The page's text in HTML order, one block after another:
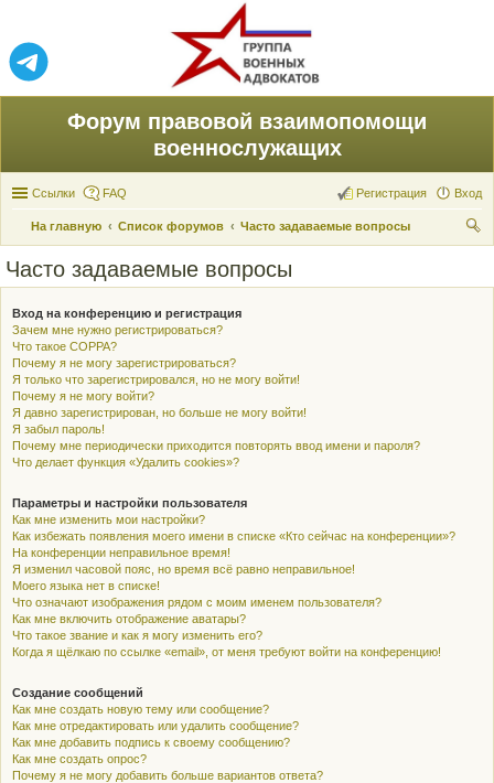
Форум правовой взаимопомощи
военнослужащих
Ссылки FAQ Вход
Регистрация
На главную Список форумов
Часто задаваемые вопросы
Часто задаваемые вопросы
Вход на конференцию и регистрация
Зачем мне нужно регистрироваться?
Что такое COPPA?
Почему я не могу зарегистрироваться?
Я только что зарегистрировался, но не могу войти!
Почему я не могу войти?
Я давно зарегистрирован, но больше не могу войти!
Я забыл пароль!
Почему мне периодически приходится повторять ввод имени и пароля?
Что делает функция «Удалить cookies»?
Параметры и настройки пользователя
Как мне изменить мои настройки?
Как избежать появления моего имени в списке «Кто сейчас на конференции»?
На конференции неправильное время!
Я изменил часовой пояс, но время всё равно неправильное!
Моего языка нет в списке!
Что означают изображения рядом с моим именем пользователя?
Как мне включить отображение аватары?
Что такое звание и как я могу изменить его?
Когда я щёлкаю по ссылке «email», от меня требуют войти на конференцию!
Создание сообщений
Как мне создать новую тему или сообщение?
Как мне отредактировать или удалить сообщение?
Как мне добавить подпись к своему сообщению?
Как мне создать опрос?
Почему я не могу добавить больше вариантов ответа?